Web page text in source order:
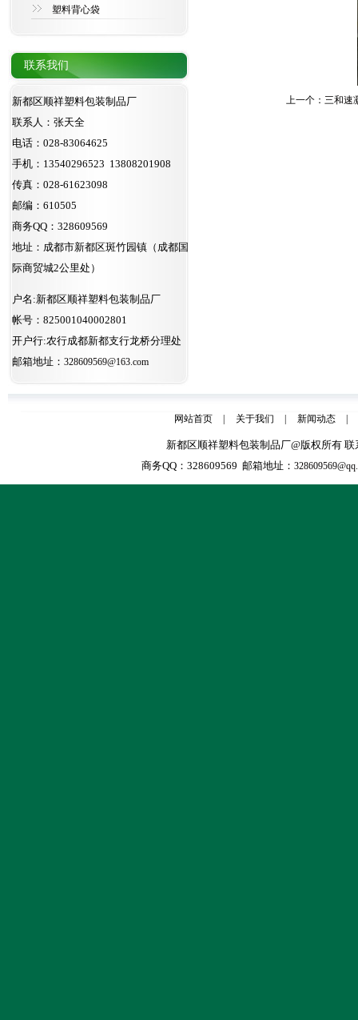
塑料背心袋
联系我们
新都区顺祥塑料包装制品厂
联系人：张天全
电话：028-83064625
手机：13540296523 13808201908
传真：028-61623098
邮编：610505
商务QQ：328609569
地址：成都市新都区斑竹园镇（成都国
际商贸城2公里处）
户名:新都区顺祥塑料包装制品厂
帐号：825001040002801
开户行:农行成都新都支行龙桥分理处
邮箱地址： 328609569@163.com
上一个： 三和速
网站首页 关于我们 新闻动态
新都区顺祥塑料包装制品厂@版权所有
商务QQ：328609569 邮箱地址：